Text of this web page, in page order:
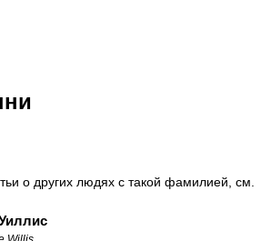
о других людях с такой фамилией, см.